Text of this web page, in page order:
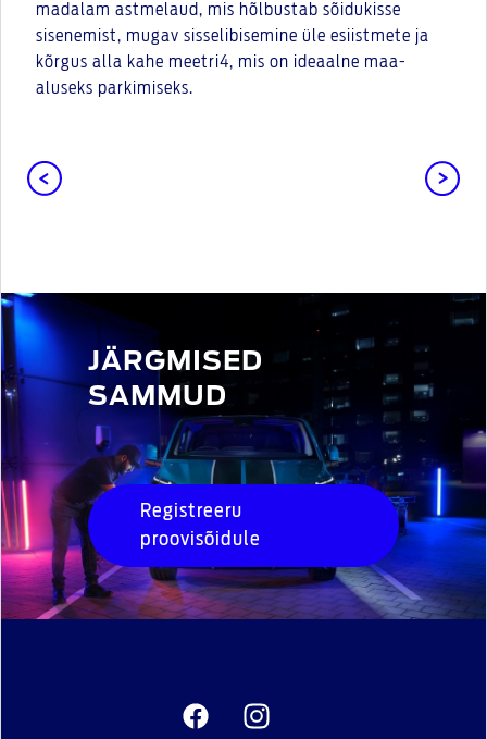
madalam astmelaud, mis hõlbustab sõidukisse
sisenemist, mugav sisselibisemine üle esiistmete ja
kõrgus alla kahe meetri4, mis on ideaalne maa-
aluseks parkimiseks.
JÄRGMISED
SAMMUD
Registreeru
proovisõidule